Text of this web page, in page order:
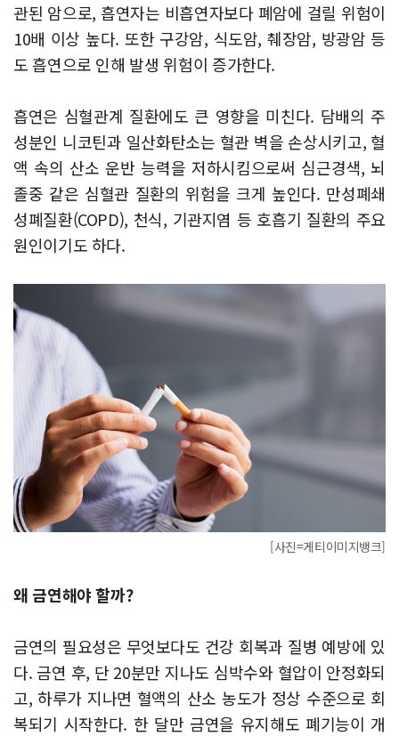
관된 암으로, 흡연자는 비흡연자보다 폐암에 걸릴 위험이
10배 이상 높다. 또한 구강암, 식도암, 췌장암, 방광암 등
도 흡연으로 인해 발생 위험이 증가한다.
흡연은 심혈관계 질환에도 큰 영향을 미친다. 담배의 주
성분인 니코틴과 일산화탄소는 혈관 벽을 손상시키고, 혈
액 속의 산소 운반 능력을 저하시킴으로써 심근경색, 뇌
졸중 같은 심혈관 질환의 위험을 크게 높인다. 만성폐쇄
성폐질환(COPD), 천식, 기관지염 등 호흡기 질환의 주요
원인이기도 하다.
[사진=게티이미지뱅크]
왜 금연해야 할까?
금연의 필요성은 무엇보다도 건강 회복과 질병 예방에 있
다. 금연 후, 단 20분만 지나도 심박수와 혈압이 안정화되
고, 하루가 지나면 혈액의 산소 농도가 정상 수준으로 회
복되기 시작한다. 한 달만 금연을 유지해도 폐기능이 개